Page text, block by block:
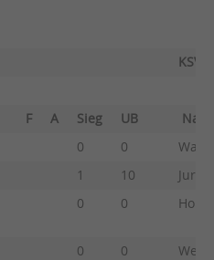
KSV
F A Sieg UB
0 0
1 10
0 0
0 0